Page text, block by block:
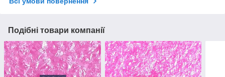
Подібні товари компанії